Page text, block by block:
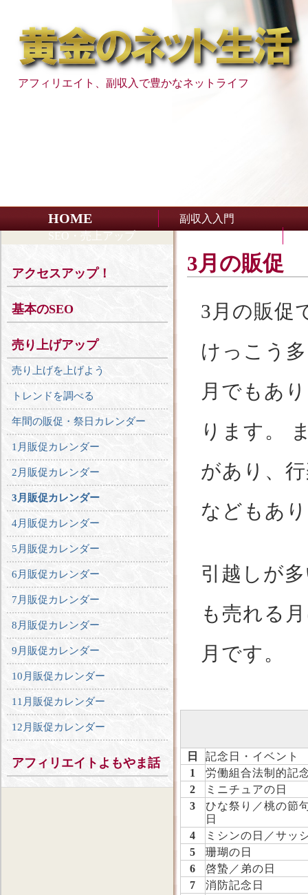
アフィリエイト、副収入で豊かなネットライフ
HOME
副収入入門
SEO・売上アップ
3月の販促
3月の販促
けっこう
月でもあ
ります。
があり、
などもあ
引越しが
も売れる
月です。
日
記念日・イベント
1
労働組合法制的記
2
ミニチュアの日
3
ひな祭り／桃の節
日
4
ミシンの日／サッ
5
珊瑚の日
6
啓蟄／弟の日
7
消防記念日
アクセスアップ！
基本のSEO
売り上げアップ
売り上げを上げよう
トレンドを調べる
年間の販促・祭日カレンダー
1月販促カレンダー
2月販促カレンダー
3月販促カレンダー
4月販促カレンダー
5月販促カレンダー
6月販促カレンダー
7月販促カレンダー
8月販促カレンダー
9月販促カレンダー
10月販促カレンダー
11月販促カレンダー
12月販促カレンダー
アフィリエイトよもやま話